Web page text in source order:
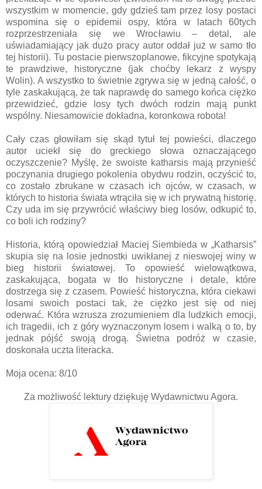
wszystkim w momencie, gdy gdzieś tam przez losy postaci
wspomina się o epidemii ospy, która w latach 60tych
rozprzestrzeniała się we Wrocławiu – detal, ale
uświadamiający jak dużo pracy autor oddał już w samo tło
tej historii). Tu postacie pierwszoplanowe, fikcyjne spotykają
te prawdziwe, historyczne (jak choćby lekarz z wyspy
Wolin). A wszystko to świetnie zgrywa się w jedną całość, o
tyle zaskakującą, że tak naprawdę do samego końca ciężko
przewidzieć, gdzie losy tych dwóch rodzin mają punkt
wspólny. Niesamowicie dokładna, koronkowa robota!
Cały czas głowiłam się skąd tytuł tej powieści, dlaczego
autor uciekł się do greckiego słowa oznaczającego
oczyszczenie? Myślę, że swoiste katharsis mają przynieść
poczynania drugiego pokolenia obydwu rodzin, oczyścić to,
co zostało zbrukane w czasach ich ojców, w czasach, w
których to historia świata wtrąciła się w ich prywatną historię.
Czy uda im się przywrócić właściwy bieg losów, odkupić to,
co boli ich rodziny?
Historia, którą opowiedział Maciej Siembieda w „Katharsis”
skupia się na losie jednostki uwikłanej z nieswojej winy w
bieg historii światowej. To opowieść wielowątkowa,
zaskakująca, bogata w tło historyczne i detale, które
dostrzega się z czasem. Powieść historyczna, która ciekawi
losami swoich postaci tak, że ciężko jest się od niej
oderwać. Która wzrusza zrozumieniem dla ludzkich emocji,
ich tragedii, ich z góry wyznaczonym losem i walką o to, by
jednak pójść swoją drogą. Świetna podróż w czasie,
doskonała uczta literacka.
Moja ocena: 8/10
Za możliwość lektury dziękuję Wydawnictwu Agora.